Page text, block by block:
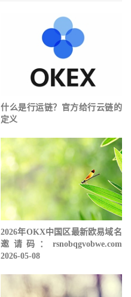
什么是行运链？官方给行云链的
定义
2026年OKX中国区最新欧易域名
邀请码：rsnobqgvobwe.com
2026-05-08